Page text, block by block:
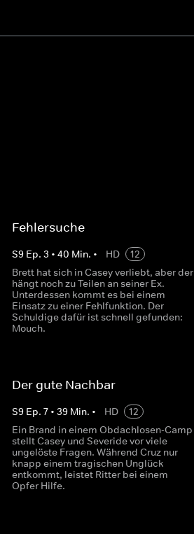
Fehlersuche
S9 Ep. 3 • 40 Min. • HD
12
Brett hat sich in Casey verliebt, aber der
hängt noch zu Teilen an seiner Ex.
Unterdessen kommt es bei einem
Einsatz zu einer Fehlfunktion. Der
Schuldige dafür ist schnell gefunden:
Mouch.
Der gute Nachbar
S9 Ep. 7• 39Min. • HD
12
Ein Brand in einem Obdachlosen-Camp
stellt Casey und Severide vor viele
ungelöste Fragen. Während Cruz nur
knapp einem tragischen Unglück
entkommt, leistet Ritter bei einem
Opfer Hilfe.